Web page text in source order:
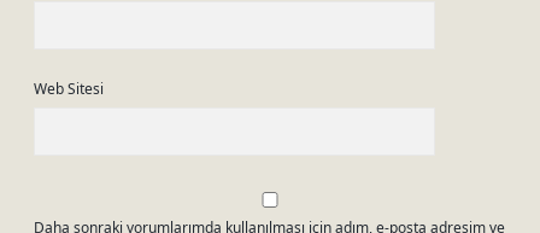
Web Sitesi
Daha sonraki yorumlarımda kullanılması için adım, e-posta adresim ve